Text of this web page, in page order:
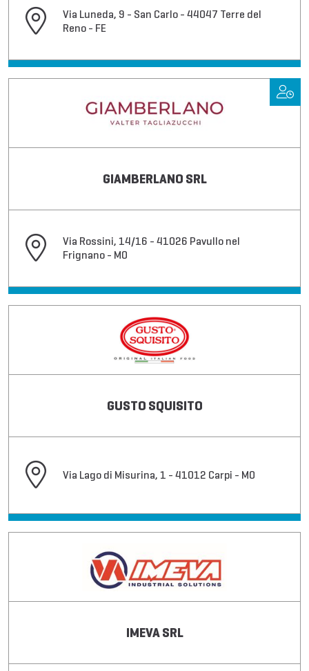
Via Luneda, 9 - San Carlo - 44047 Terre del
Reno - FE
GIAMBERLANO SRL
Via Rossini, 14/16 - 41026 Pavullo nel
Frignano - MO
GUSTO SQUISITO
Via Lago di Misurina, 1 - 41012 Carpi - MO
IMEVA SRL